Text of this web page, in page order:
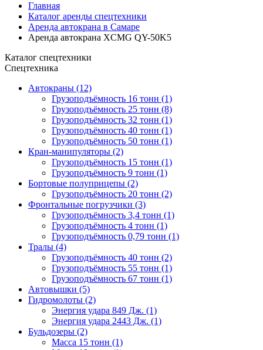
Главная
Каталог аренды спецтехники
Аренда автокрана в Самаре
Аренда автокрана XCMG QY-50K5
Каталог cпецтехники
Спецтехника
Автокраны (12)
Грузоподъёмность 16 тонн (1)
Грузоподъёмность 25 тонн (8)
Грузоподъёмность 32 тонн (1)
Грузоподъёмность 40 тонн (1)
Грузоподъёмность 50 тонн (1)
Кран-манипуляторы (2)
Грузоподъёмность 15 тонн (1)
Грузоподъёмность 9 тонн (1)
Бортовые полуприцепы (2)
Грузоподъёмность 20 тонн (2)
Фронтальные погрузчики (3)
Грузоподъёмность 3,4 тонн (1)
Грузоподъёмность 4 тонн (1)
Грузоподъёмность 0,79 тонн (1)
Тралы (4)
Грузоподъёмность 40 тонн (2)
Грузоподъёмность 55 тонн (1)
Грузоподъёмность 67 тонн (1)
Автовышки (5)
Гидромолоты (2)
Энергия удара 849 Дж. (1)
Энергия удара 2443 Дж. (1)
Бульдозеры (2)
Масса 15 тонн (1)